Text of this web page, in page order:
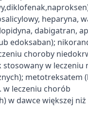
heparyna,
dabigatran,
edoksaban);
choroby
stosowany w leczeniu
metotreksatem
w leczeniu chorób
w dawce większej niż
na podstawie
informacji
niż IAB: